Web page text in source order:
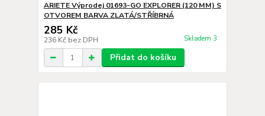
ARIETE Výprodej 01693-GO EXPLORER (120 MM) S
OTVOREM BARVA ZLATÁ/STŘÍBRNÁ
285 Kč
236 Kč bez DPH Skladem 3
Přidat do košíku